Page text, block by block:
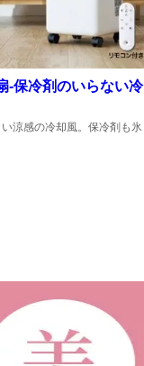
-保冷剤のいらない冷
涼感の冷却風。保冷剤も氷